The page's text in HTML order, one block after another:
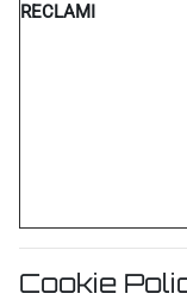
RECLAMI
Cookie